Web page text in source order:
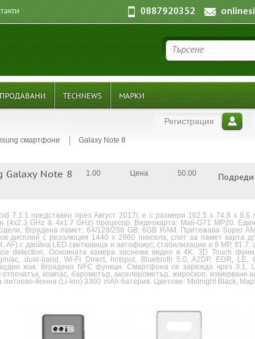
0887920352
TECHNEWS МАРКИ
Регистрация
смартфони Galaxy Note 8
Galaxy Note 8 1.00 50.00
Цена Подреди
7.1.1 представен през Август 2017г. е с размери 162.5 x 74.8 x 8.6
(4x2.3 GHz & 4x1.7 GHz) процесор. Видеокарта: Mali-G71 MP20.
Вградена памет: 64/128/256 GB; 6GB RAM. Притежава Super
дисплей с резолюция 1440 x 2960 пиксела, слот за памет карта
AF) с двойна LED светкавица и автофокус; стабилизация и 8 MP, f/
detection. Основната камера заснема видео в 4K. 3D Touch
n/ac, dual-band, Wi-Fi Direct, hotspot, Bluetooth 5.0, A2DP, EDR, LE,
жак. Вградена NFC функци. Смартфона се зарежда чрез 3.1,
компас, барометър, акселерометър, жироскоп, измерване
литиево-йонна (Li-Ion) 3300 mAh батерия. Цветове: Midnight Black,